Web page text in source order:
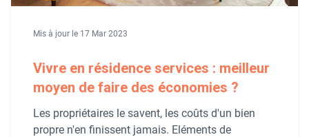
Mis à jour le 17 Mar 2023
Vivre en résidence services : meilleur
moyen de faire des économies ?
Les propriétaires le savent, les coûts d'un bien
propre n'en finissent jamais. Eléments de